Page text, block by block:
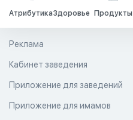
АтрибутикаЗдоровье Продукты
Реклама
Кабинет заведения
Приложение для заведений
Приложение для имамов